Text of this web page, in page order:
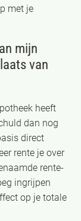
met je
mijn
van
heeft
dan nog
direct
rente je over
rente-
ingrijpen
op je totale